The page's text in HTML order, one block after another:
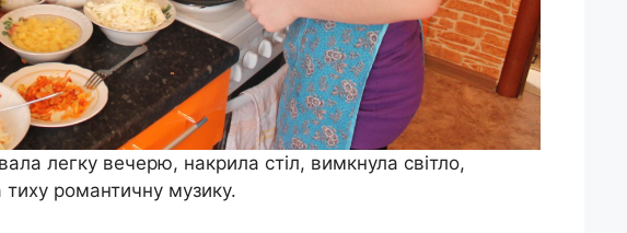
легку вечерю, накрила стіл, вимкнула світло,
тиху романтичну музику.